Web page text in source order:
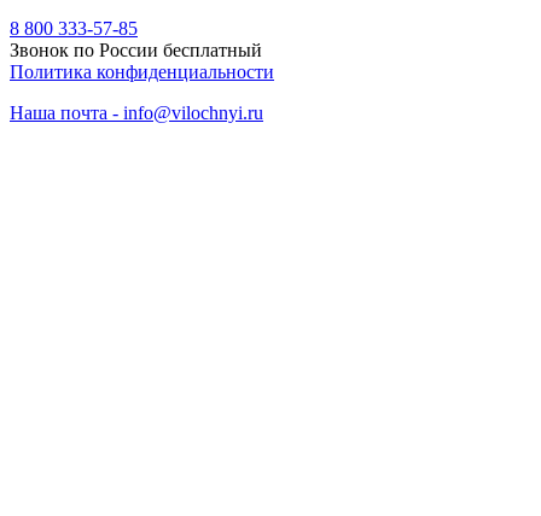
8 800 333-57-85
Звонок по России бесплатный
Политика конфиденциальности
Наша почта - info@vilochnyi.ru